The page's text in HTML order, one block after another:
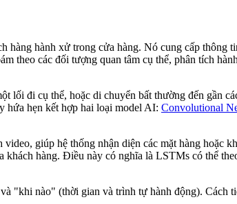
hàng hành xử trong cửa hàng. Nó cung cấp thông
theo các đối tượng quan tâm cụ thể, phân tích
lối đi cụ thể, hoặc di chuyển bất thường đến gần
hứa hẹn kết hợp hai loại model AI: Convolutional
giúp hệ thống nhận diện các mặt hàng hoặc
hàng. Điều này có nghĩa là LSTMs có thể
"khi nào" (thời gian và trình tự hành động). Cách